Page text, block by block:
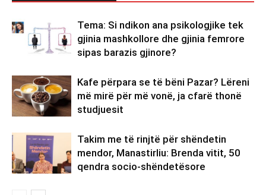
Tema: Si ndikon ana psikologjike tek
gjinia mashkollore dhe gjinia femrore
sipas barazis gjinore?
Kafe përpara se të bëni Pazar? Lëreni
më mirë për më vonë, ja cfarë thonë
studjuesit
Takim me të rinjtë për shëndetin
mendor, Manastirliu: Brenda vitit, 50
qendra socio-shëndetësore